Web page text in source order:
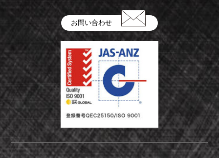
会社の特徴
採用情報
建設部門の協力会社のみなさまへ
（請求書関係はコチラ）
金属製品部門(埼玉金属工場)
（請求書用紙ダウンロードはコチラ）
会社案内ダウンロード（PDF）
お問い合わせ